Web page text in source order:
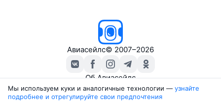
Авиасейлс© 2007–2026
Об Авиасейлс
Пресс‑центр
Travelpayouts
Мы используем куки и аналогичные технологии — узнайте
подробнее и отрегулируйте свои предпочтения